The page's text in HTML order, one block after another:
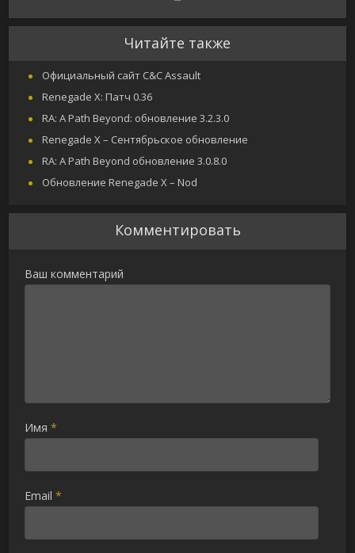
Читайте также
Официальный сайт C&C Assault
Renegade X: Патч 0.36
RA: A Path Beyond: обновление 3.2.3.0
Renegade X – Сентябрьское обновление
RA: A Path Beyond обновление 3.0.8.0
Обновление Renegade X – Nod
Комментировать
Ваш комментарий
Имя*
Email*